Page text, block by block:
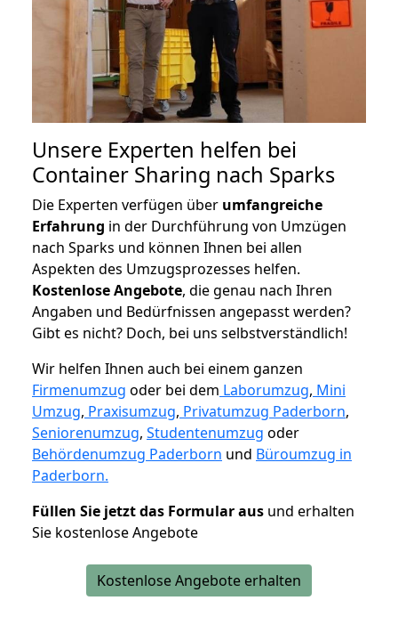
Unsere Experten helfen bei
Container Sharing nach Sparks
Die Experten verfügen über umfangreiche
Erfahrung in der Durchführung von Umzügen
nach Sparks und können Ihnen bei allen
Aspekten des Umzugsprozesses helfen.
Kostenlose Angebote, die genau nach Ihren
Angaben und Bedürfnissen angepasst werden?
Gibt es nicht? Doch, bei uns selbstverständlich!
Wir helfen Ihnen auch bei einem ganzen
Firmenumzug oder bei dem Laborumzug, Mini
Umzug, Praxisumzug, Privatumzug Paderborn,
Seniorenumzug, Studentenumzug oder
Behördenumzug Paderborn und Büroumzug in
Paderborn.
Füllen Sie jetzt das Formular aus und erhalten
Sie kostenlose Angebote
Kostenlose Angebote erhalten